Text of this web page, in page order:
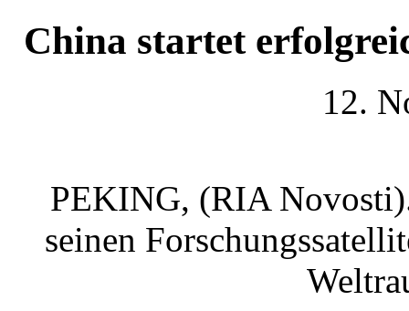
China startet
12.
PEKING, (RIA
seinen